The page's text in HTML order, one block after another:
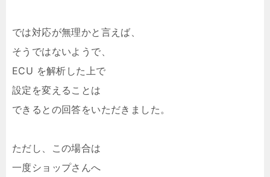
では対応が無理かと言えば、
そうではないようで、
ECU を解析した上で
設定を変えることは
できるとの回答をいただきました。
ただし、この場合は
一度ショップさんへ